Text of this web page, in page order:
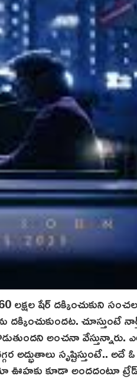
షేర్ ద‌క్కించుకుని
చూస్తుంటే
అంచనా వేస్తున్నారు.
సృష్టిస్తుంటే..
ఊహకు కూడా అంద‌దంటూ ట్రేడ్